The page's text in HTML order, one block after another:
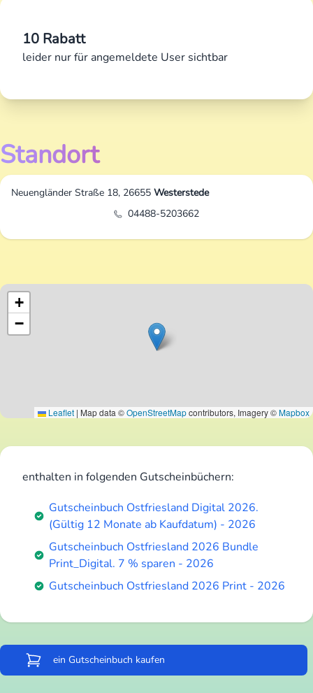
10 Rabatt
leider nur für angemeldete User sichtbar
Standort
Neuengländer Straße 18, 26655 Westerstede
04488-5203662
+
−
Leaflet | Map data ©OpenStreetMapcontributors, Imagery ©Mapbox
enthalten in folgenden Gutscheinbüchern:
Gutscheinbuch Ostfriesland Digital 2026.
(Gültig 12 Monate ab Kaufdatum) - 2026
Gutscheinbuch Ostfriesland 2026 Bundle
Print_Digital. 7 % sparen - 2026
Gutscheinbuch Ostfriesland 2026 Print - 2026
ein Gutscheinbuch kaufen